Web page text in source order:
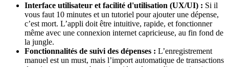
Interface utilisateur et facilité d'utilisation (UX/UI) : Si il
vous faut 10 minutes et un tutoriel pour ajouter une dépense,
c’est mort. L’appli doit être intuitive, rapide, et fonctionner
même avec une connexion internet capricieuse, au fin fond de
la jungle.
Fonctionnalités de suivi des dépenses : L’enregistrement
manuel est un must, mais l’import automatique de transactions